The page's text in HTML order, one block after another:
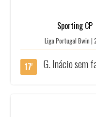
Sporting CP
Liga Portugal Bwin |
17' G. Inácio sem